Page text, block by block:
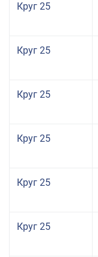
Круг 25
Круг 25
Круг 25
Круг 25
Круг 25
Круг 25